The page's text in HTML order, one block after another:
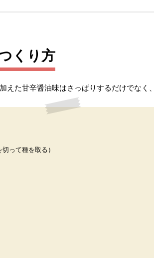
くり方
た甘辛醤油味はさっぱりするだけでなく
って種を取る）